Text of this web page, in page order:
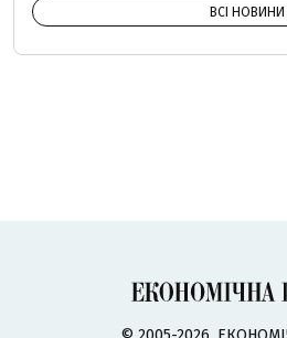
ВСІ НОВИНИ